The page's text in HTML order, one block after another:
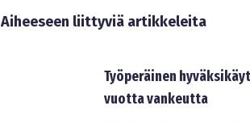
Aiheeseen liittyviä artikkeleita
Työperäinen
vuotta vankeutta